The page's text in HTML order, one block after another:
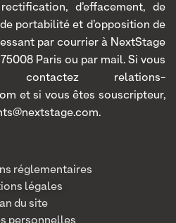
d’effacement, de
portabilité et d’opposition de
par courrier à NextStage
Paris ou par mail. Si vous
contactez relations-
et si vous êtes souscripteur,
réglementaires
légales
du site